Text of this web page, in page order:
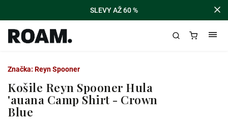
SLEVY AŽ 60 %
Košile Reyn Spooner Hula
'auana Camp Shirt - Crown
Blue
Značka: Reyn Spooner